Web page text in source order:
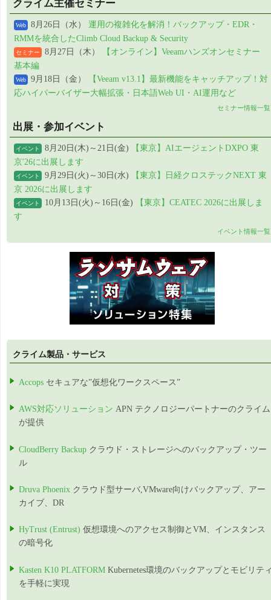
クライム主催セミナー
Web 8月26日（水） 運用の複雑化を解消！バックアップ・EDR・
RMMを統合したClimb Cloud Backup & Security
セミナー 8月27日（木）
【オンライン】Veeamハンズオンセミナー
基本編
Web 9月18日（金）
【Veeam v13.1】最新機能をキャッチアップ！対
応ハイパーバイザー大幅拡張・日本語Web UI・AI運用など
セミナー情報一覧
出展・参加イベント
イベント 8月20日(木)～21日(金)
【東京】AIエージェントDXPO 東
京'26に出展します
イベント 9月29日(火)～30日(水)
【東京】日経クロステックNEXT 東
京 2026に出展します
イベント 10月13日(火)～16日(金)
【東京】CEATEC 2026に出展しま
す
イベント情報一覧
クライム製品・サービス
Accops セキュアな”仮想化ワークスペース”
AWS対応ソリューション APN テクノロジーパートナーのクライム
が提供
CloudBerry Backup クラウド・ストレージへのバックアップ・ツー
ル
Druva Phoenix クラウド型サーバ,VMware向けバックアップ、アー
カイブ、DR
HyTrust (Entrust) 仮想環境へのアクセス制御とVM、インスタンス
の暗号化
Kasten K10 PLATFORM Kubernetes環境のバックアップとモビリテ
を手軽に実現